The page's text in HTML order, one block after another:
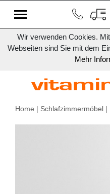
Wir verwenden Cookies.
Webseiten sind Sie mit dem
Mehr
Home | Schlafzimmermöbel |